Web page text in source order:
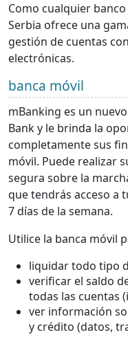
Como cualquier
Serbia ofrece una
gestión de cuentas
electrónicas.
banca móvil
mBanking es un
Bank y le brinda la
completamente sus
móvil. Puede realizar
segura sobre la
que tendrás acceso a
7 días de la semana.
Utilice la banca móvil
liquidar todo tipo
verificar el saldo
todas las cuentas
ver información
y crédito (datos,